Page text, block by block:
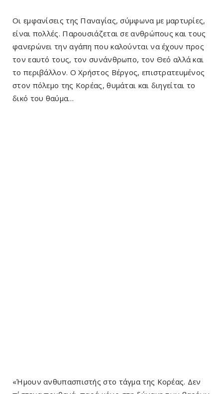
Οι εμφανίσεις της Παναγίας, σύμφωνα με μαρτυρίες,
είναι πολλές. Παρουσιάζεται σε ανθρώπους και τους
φανερώνει την αγάπη που καλούνται να έχουν προς
τον εαυτό τους, τον συνάνθρωπο, τον Θεό αλλά και
το περιβάλλον. Ο Χρήστος Βέργος, επιστρατευμένος
στον πόλεμο της Κορέας, θυμάται και διηγείται το
δικό του θαύμα…
«Ήμουν ανθυπασπιστής στο τάγμα της Κορέας. Δεν